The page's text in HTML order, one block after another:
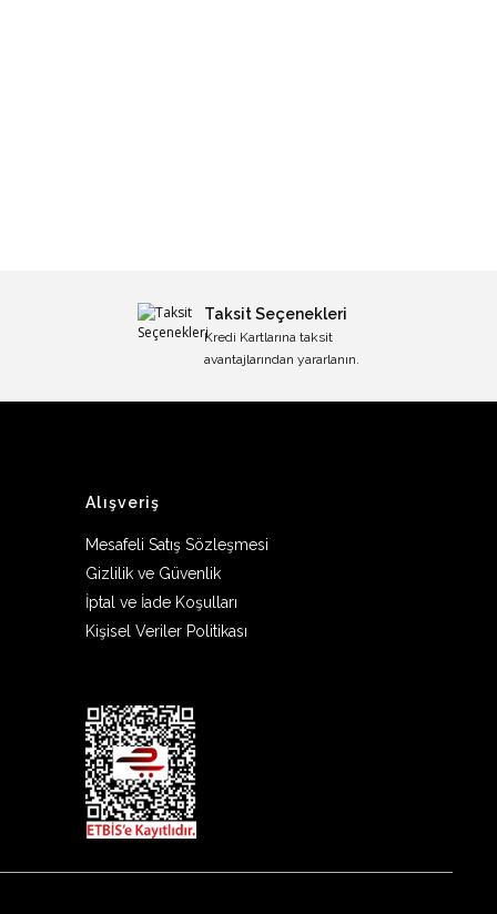
Taksit Seçenekleri
Kredi Kartlarına taksit
avantajlarından yararlanın.
Alışveriş
Mesafeli Satış Sözleşmesi
Gizlilik ve Güvenlik
İptal ve İade Koşulları
Kişisel Veriler Politikası